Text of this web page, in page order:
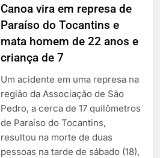
mata homem de 22 anos
e criança de 7
3 Semanas Ago
Dupla é morta a facadas
durante discussão em
Natividade; suspeito está
foragido
Canoa vira em represa de
Paraíso do Tocantins e
mata homem de 22 anos e
criança de 7
Um acidente em uma represa na
região da Associação de São
Pedro, a cerca de 17 quilômetros
de Paraíso do Tocantins,
resultou na morte de duas
pessoas na tarde de sábado (18),